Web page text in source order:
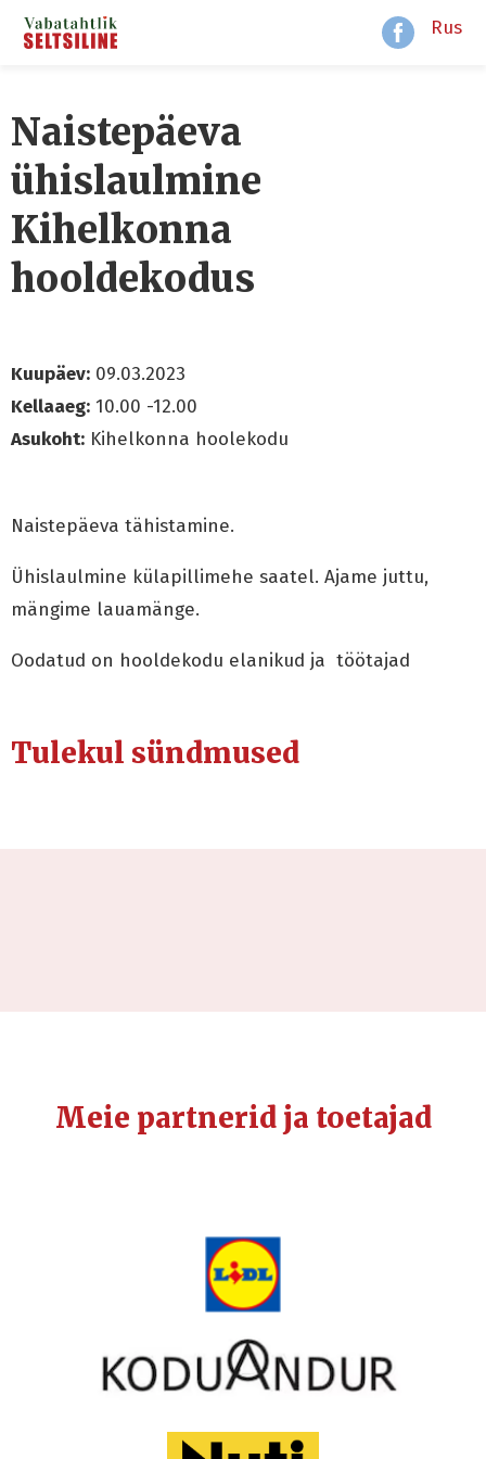
Rus
Naistepäeva
ühislaulmine
Kihelkonna
hooldekodus
Kuupäev: 09.03.2023
Kellaaeg: 10.00 -12.00
Asukoht: Kihelkonna hoolekodu
Naistepäeva tähistamine.
Ühislaulmine külapillimehe saatel. Ajame juttu,
mängime lauamänge.
Oodatud on hooldekodu elanikud ja töötajad
Tulekul sündmused
Meie partnerid ja toetajad